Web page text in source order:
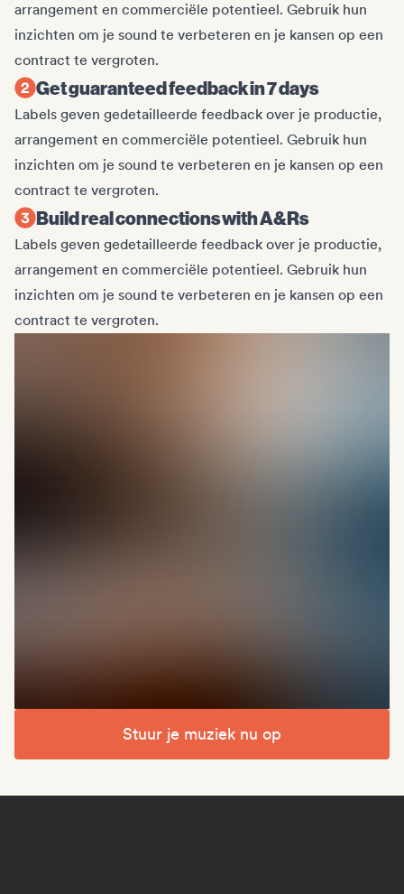
arrangement en commerciële potentieel. Gebruik hun
inzichten om je sound te verbeteren en je kansen op een
contract te vergroten.
Get guaranteed feedback in 7 days
Labels geven gedetailleerde feedback over je productie,
arrangement en commerciële potentieel. Gebruik hun
inzichten om je sound te verbeteren en je kansen op een
contract te vergroten.
Build real connections with A&Rs
Labels geven gedetailleerde feedback over je productie,
arrangement en commerciële potentieel. Gebruik hun
inzichten om je sound te verbeteren en je kansen op een
contract te vergroten.
Stuur je muziek nu op